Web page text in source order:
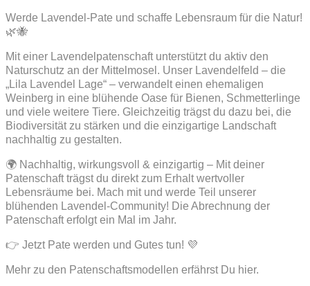
Werde Lavendel-Pate und schaffe Lebensraum für die Natur!
🌿🐝
Mit einer Lavendelpatenschaft unterstützt du aktiv den
Naturschutz an der Mittelmosel. Unser Lavendelfeld – die
„Lila Lavendel Lage“ – verwandelt einen ehemaligen
Weinberg in eine blühende Oase für Bienen, Schmetterlinge
und viele weitere Tiere. Gleichzeitig trägst du dazu bei, die
Biodiversität zu stärken und die einzigartige Landschaft
nachhaltig zu gestalten.
🌍 Nachhaltig, wirkungsvoll & einzigartig – Mit deiner
Patenschaft trägst du direkt zum Erhalt wertvoller
Lebensräume bei. Mach mit und werde Teil unserer
blühenden Lavendel-Community! Die Abrechnung der
Patenschaft erfolgt ein Mal im Jahr.
👉 Jetzt Pate werden und Gutes tun! 💜
Mehr zu den Patenschaftsmodellen erfährst Du hier.